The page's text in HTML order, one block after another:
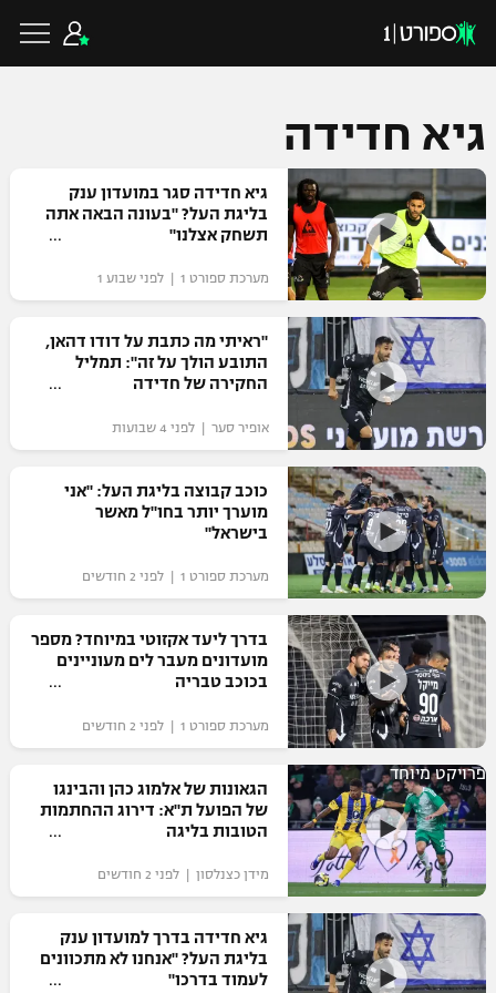
VOD
רץ ברשת
תוצאות
לוח שידורים
ברחבה
"מעל הליגה" – פודקאסט
כדורגל ישראלי
ליגת העל
גביע הטוטו
גביע המדינה
נבחרת ישראל
מכבי חיפה
בית"ר ירושלים
מכבי תל אביב
הפועל תל אביב
הפועל חיפה
הפועל באר שבע
מכבי נתניה
בני יהודה
כדורגל עולמי
ליגת האלופות
ליגה אירופית
ליגה אנגלית
ליגה גרמנית
ליגה ספרדית
ליגה איטלקית
ליגה צרפתית
ליגה הולנדית
ליגה סינית
ליגה ברזילאית
ליגות נוספות
כדורסל ישראלי
ליגת ווינר סל
ליגה לאומית
כדורסל נשים
מכבי תל אביב
הפועל חולון
הפועל ירושלים
דני אבדיה
כדורסל עולמי
NBA
יורוליג
יורוקאפ
ענפים נוספים
טניס
כדוריד
כדורעף
שחייה
ג'ודו
אגרוף
ספורט אולימפי
UFC
היאבקות WWE
גיא חדידה
גיא חדידה סגר במועדון ענק
בליגת העל? "בעונה הבאה אתה
תשחק אצלנו"
מערכת ספורט 1 | לפני שבוע 1
"ראיתי מה כתבת על דודו דהאן,
התובע הולך על זה": תמליל
החקירה של חדידה
אופיר סער | לפני 4 שבועות
כוכב קבוצה בליגת העל: "אני
מוערך יותר בחו"ל מאשר
בישראל"
מערכת ספורט 1 | לפני 2 חודשים
בדרך ליעד אקזוטי במיוחד? מספר
מועדונים מעבר לים מעוניינים
בכוכב טבריה
מערכת ספורט 1 | לפני 2 חודשים
פרויקט מיוחד
הגאונות של אלמוג כהן והבינגו
של הפועל ת"א: דירוג ההחתמות
הטובות בליגה
מידן כצנלסון | לפני 2 חודשים
גיא חדידה בדרך למועדון ענק
בליגת העל? "אנחנו לא מתכוונים
לעמוד בדרכו"